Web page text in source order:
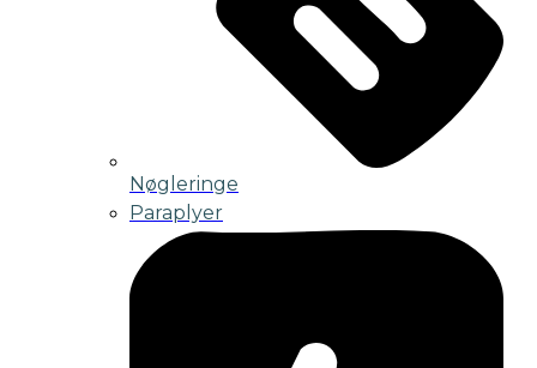
Nøgleringe
Paraplyer